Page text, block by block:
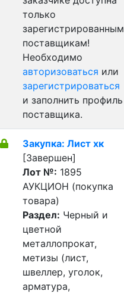
только
зарегистрированным
поставщикам!
Необходимо
авторизоваться или
зарегистрироваться
и заполнить профиль
поставщика.
Закупка: Лист хк
[Завершен]
Лот №: 1895
АУКЦИОН (покупка
товара)
Раздел: Черный и
цветной
металлопрокат,
метизы (лист,
швеллер, уголок,
арматура,